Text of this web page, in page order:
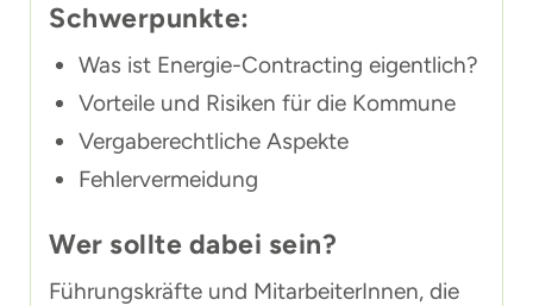
Schwerpunkte:
Was ist Energie-Contracting eigentlich?
Vorteile und Risiken für die Kommune
Vergaberechtliche Aspekte
Fehlervermeidung
Wer sollte dabei sein?
Führungskräfte und MitarbeiterInnen, die